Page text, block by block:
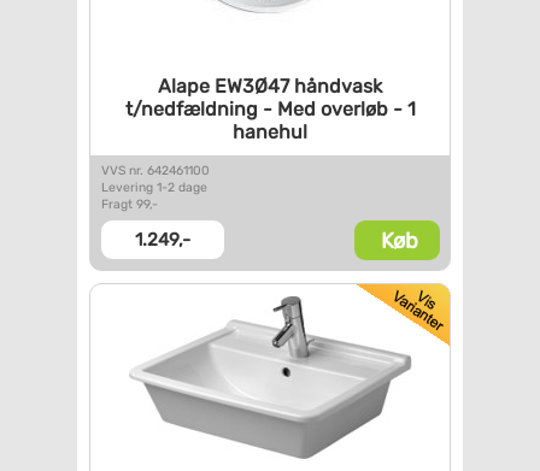
Alape EW3Ø47 håndvask
t/nedfældning - Med overløb -1
hanehul
VVS nr. 642461100
Levering 1-2 dage
Fragt 99,-
1.249,- Køb